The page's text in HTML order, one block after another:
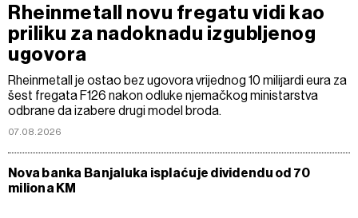
Rheinmetall novu fregatu vidi kao
priliku za nadoknadu izgubljenog
ugovora
Rheinmetall je ostao bez ugovora vrijednog 10 milijardi eura za
šest fregata F126 nakon odluke njemačkog ministarstva
odbrane da izabere drugi model broda.
07.08.2026
Nova banka Banjaluka isplaćuje dividendu od 70
miliona KM